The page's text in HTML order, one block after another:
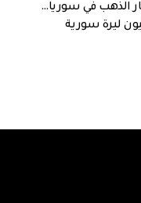
الذهب في سوريا…